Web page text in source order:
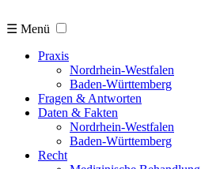
☰ Menü
Praxis
Nordrhein-Westfalen
Baden-Württemberg
Fragen & Antworten
Daten & Fakten
Nordrhein-Westfalen
Baden-Württemberg
Recht